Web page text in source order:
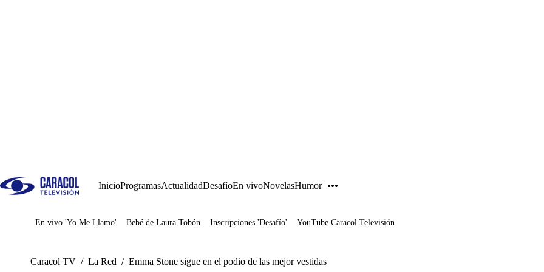
InicioProgramasActualidadDesafíoEn vivoNovelasHumor
Juegos
En vivo 'Yo Me Llamo' Bebé de Laura Tobón Inscripciones 'Desafío' YouTube Caracol Televisión
Caracol TV / La Red / Emma Stone sigue en el podio de las mejor vestidas